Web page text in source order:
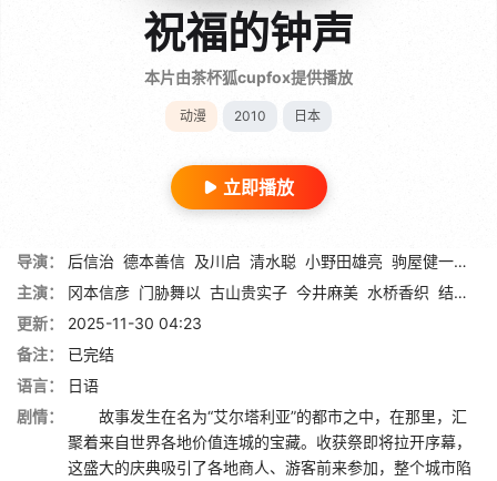
祝福的钟声
本片由茶杯狐cupfox提供播放
动漫 2010 日本
立即播放
导演： 后信治 德本善信 及川启 清水聪 小野田雄亮 驹屋健一郎
主演：
冈本信彦 门胁舞以 古山贵实子 今井麻美 水桥香织 结本满
更新：
2025-11-30 04:23
备注：
已完结
语言：
日语
剧情：
故事发生在名为“艾尔塔利亚”的都市之中，在那里，汇
聚着来自世界各地价值连城的宝藏。收获祭即将拉开序幕，
这盛大的庆典吸引了各地商人、游客前来参加，整个城市陷